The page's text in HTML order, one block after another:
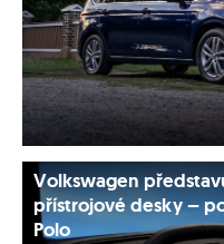
Volkswagen
přístrojové desky –
Polo